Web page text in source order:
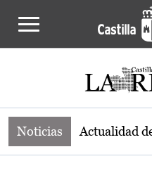
Noticias de la
Noticias Actualidad